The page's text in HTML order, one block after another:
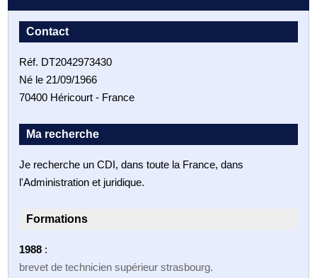
Contact
Réf. DT2042973430
Né le 21/09/1966
70400 Héricourt - France
Ma recherche
Je recherche un CDI, dans toute la France, dans
l'Administration et juridique.
Formations
1988 :
brevet de technicien supérieur strasbourg.